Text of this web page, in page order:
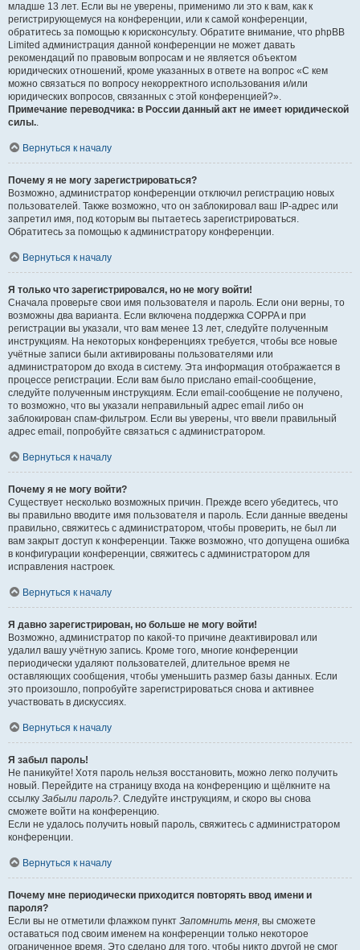
младше 13 лет. Если вы не уверены, применимо ли это к вам, как к
регистрирующемуся на конференции, или к самой конференции,
обратитесь за помощью к юрисконсульту. Обратите внимание, что phpBB
Limited администрация данной конференции не может давать
рекомендаций по правовым вопросам и не является объектом
юридических отношений, кроме указанных в ответе на вопрос «С кем
можно связаться по вопросу некорректного использования и/или
юридических вопросов, связанных с этой конференцией?».
Примечание переводчика: в России данный акт не имеет юридической
силы..
Вернуться к началу
Почему я не могу зарегистрироваться?
Возможно, администратор конференции отключил регистрацию новых
пользователей. Также возможно, что он заблокировал ваш IP-адрес или
запретил имя, под которым вы пытаетесь зарегистрироваться.
Обратитесь за помощью к администратору конференции.
Вернуться к началу
Я только что зарегистрировался, но не могу войти!
Сначала проверьте свои имя пользователя и пароль. Если они верны, то
возможны два варианта. Если включена поддержка COPPA и при
регистрации вы указали, что вам менее 13 лет, следуйте полученным
инструкциям. На некоторых конференциях требуется, чтобы все новые
учётные записи были активированы пользователями или
администратором до входа в систему. Эта информация отображается в
процессе регистрации. Если вам было прислано email-сообщение,
следуйте полученным инструкциям. Если email-сообщение не получено,
то возможно, что вы указали неправильный адрес email либо он
заблокирован спам-фильтром. Если вы уверены, что ввели правильный
адрес email, попробуйте связаться с администратором.
Вернуться к началу
Почему я не могу войти?
Существует несколько возможных причин. Прежде всего убедитесь, что
вы правильно вводите имя пользователя и пароль. Если данные введены
правильно, свяжитесь с администратором, чтобы проверить, не был ли
вам закрыт доступ к конференции. Также возможно, что допущена ошибка
в конфигурации конференции, свяжитесь с администратором для
исправления настроек.
Вернуться к началу
Я давно зарегистрирован, но больше не могу войти!
Возможно, администратор по какой-то причине деактивировал или
удалил вашу учётную запись. Кроме того, многие конференции
периодически удаляют пользователей, длительное время не
оставляющих сообщения, чтобы уменьшить размер базы данных. Если
это произошло, попробуйте зарегистрироваться снова и активнее
участвовать в дискуссиях.
Вернуться к началу
Я забыл пароль!
Не паникуйте! Хотя пароль нельзя восстановить, можно легко получить
новый. Перейдите на страницу входа на конференцию и щёлкните на
ссылку Забыли пароль?. Следуйте инструкциям, и скоро вы снова
сможете войти на конференцию.
Если не удалось получить новый пароль, свяжитесь с администратором
конференции.
Вернуться к началу
Почему мне периодически приходится повторять ввод имени и
пароля?
Если вы не отметили флажком пункт Запомнить меня, вы сможете
оставаться под своим именем на конференции только некоторое
ограниченное время. Это сделано для того, чтобы никто другой не смог